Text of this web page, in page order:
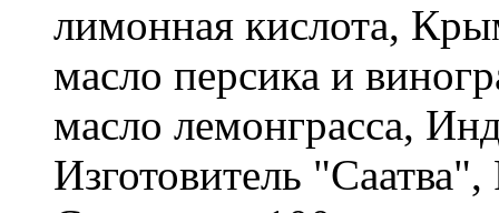
лимонная кислота,
масло персика и
масло лемонграсса,
Изготовитель "Саатва",